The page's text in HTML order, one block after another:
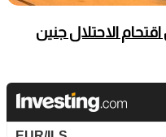
الاحتلال جنين